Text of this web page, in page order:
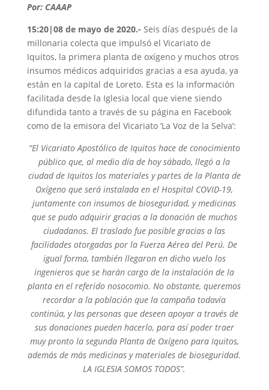
Por: CAAAP
15:20|08 de mayo de 2020.- Seis días después de la
millonaria colecta que impulsó el Vicariato de
Iquitos, la primera planta de oxígeno y muchos otros
insumos médicos adquiridos gracias a esa ayuda, ya
están en la capital de Loreto. Esta es la información
facilitada desde la Iglesia local que viene siendo
difundida tanto a través de su página en Facebook
como de la emisora del Vicariato ‘La Voz de la Selva’:
“El Vicariato Apostólico de Iquitos hace de conocimiento
público que, al medio día de hoy sábado, llegó a la
ciudad de Iquitos los materiales y partes de la Planta de
Oxígeno que será instalada en el Hospital COVID-19,
juntamente con insumos de bioseguridad, y medicinas
que se pudo adquirir gracias a la donación de muchos
ciudadanos. El traslado fue posible gracias a las
facilidades otorgadas por la Fuerza Aérea del Perú. De
igual forma, también llegaron en dicho vuelo los
ingenieros que se harán cargo de la instalación de la
planta en el referido nosocomio. No obstante, queremos
recordar a la población que la campaña todavía
continúa, y las personas que deseen apoyar a través de
sus donaciones pueden hacerlo, para así poder traer
muy pronto la segunda Planta de Oxígeno para Iquitos,
además de más medicinas y materiales de bioseguridad.
LA IGLESIA SOMOS TODOS”.